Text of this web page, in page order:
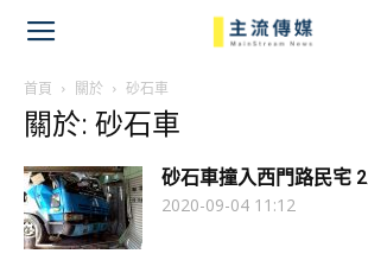
首頁 關於 砂石車
關於: 砂石車
砂石車撞入西門路民宅
2020-09-04 11:12